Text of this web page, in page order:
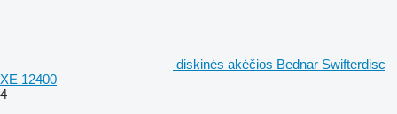
diskinės akėčios Bednar Swifterdisc
XE 12400
4